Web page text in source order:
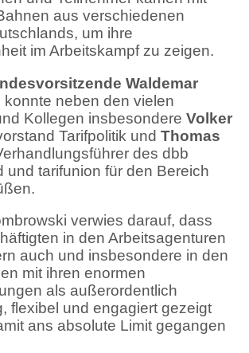
aus verschiedenen
um ihre
im Arbeitskampf zu zeigen.
Waldemar
konnte neben den vielen
Kollegen insbesondere Volker
Tarifpolitik und Thomas
des dbb
und tarifunion für den Bereich
verwies darauf, dass
in den Arbeitsagenturen
auch und insbesondere in den
mit ihren enormen
als außerordentlich
flexibel und engagiert gezeigt
ans absolute Limit gegangen